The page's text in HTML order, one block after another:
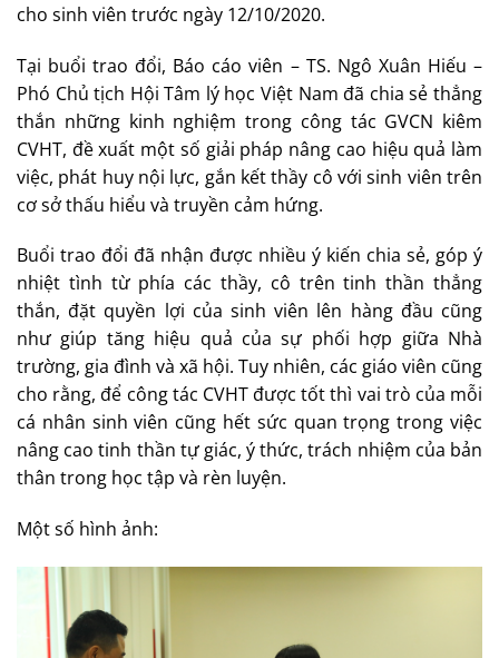
cho sinh viên trước ngày 12/10/2020.
Tại buổi trao đổi, Báo cáo viên – TS. Ngô Xuân Hiếu –
Phó Chủ tịch Hội Tâm lý học Việt Nam đã chia sẻ thẳng
thắn những kinh nghiệm trong công tác GVCN kiêm
CVHT, đề xuất một số giải pháp nâng cao hiệu quả làm
việc, phát huy nội lực, gắn kết thầy cô với sinh viên trên
cơ sở thấu hiểu và truyền cảm hứng.
Buổi trao đổi đã nhận được nhiều ý kiến chia sẻ, góp ý
nhiệt tình từ phía các thầy, cô trên tinh thần thẳng
thắn, đặt quyền lợi của sinh viên lên hàng đầu cũng
như giúp tăng hiệu quả của sự phối hợp giữa Nhà
trường, gia đình và xã hội. Tuy nhiên, các giáo viên cũng
cho rằng, để công tác CVHT được tốt thì vai trò của mỗi
cá nhân sinh viên cũng hết sức quan trọng trong việc
nâng cao tinh thần tự giác, ý thức, trách nhiệm của bản
thân trong học tập và rèn luyện.
Một số hình ảnh: